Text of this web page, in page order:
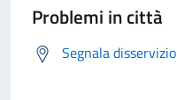
Problemi in città
Segnala disservizio